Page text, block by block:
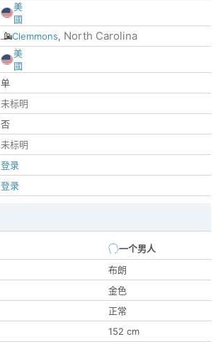
美
國
Clemmons, North Carolina
美
國
单
未标明
否
未标明
登录
登录
一个男人
布朗
金色
正常
152 cm